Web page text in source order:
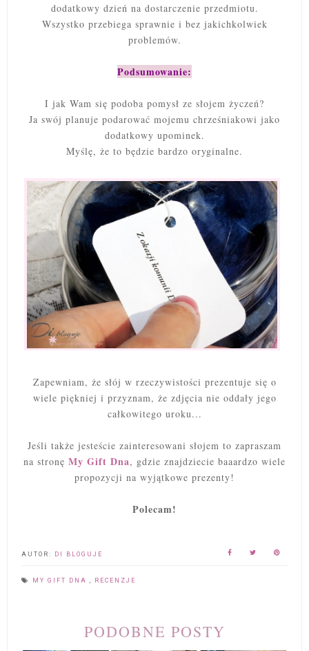
dodatkowy dzień na dostarczenie przedmiotu.
Wszystko przebiega sprawnie i bez jakichkolwiek
problemów.
Podsumowanie:
I jak Wam się podoba pomysł ze słojem życzeń?
Ja swój planuje podarować mojemu chrześniakowi jako
dodatkowy upominek.
Myślę, że to będzie bardzo oryginalne.
Zapewniam, że słój w rzeczywistości prezentuje się o
wiele piękniej i przyznam, że zdjęcia nie oddały jego
całkowitego uroku...
Jeśli także jesteście zainteresowani słojem to zapraszam
na stronę My Gift Dna, gdzie znajdziecie baaardzo wiele
propozycji na wyjątkowe prezenty!
Polecam!
AUTOR: DI BLOGUJE
MY GIFT DNA , RECENZJE
PODOBNE POSTY